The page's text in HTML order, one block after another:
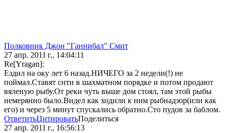
Полковник Джон "Ганнибал" Смит
27 апр. 2011 г., 14:04:11
Re[Yragan]:
Ездил на оку лет 6 назад.НИЧЕГО за 2 недели(!) не
поймал.Ставят снти в шахматном порядке и потом продают
вяленую рыбу.От реки чуть выше дом стоял, там этой рыбы
немерянно было.Видел как ходили к ним рыбнадзор(или как
его) и через 5 минут спускались обратно.Сто пудов за баблом.
ОтветитьЦитироватьПоделиться
27 апр. 2011 г., 16:56:13